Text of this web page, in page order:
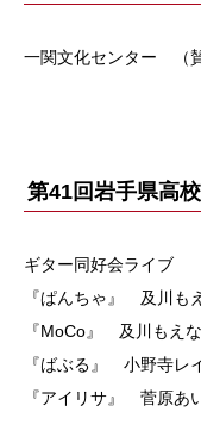
一関文化センター （
第41回岩手県高
ギター同好会ライブ
『ぱんちゃ』 及川も
『MoCo』 及川もえ
『ばぶる』 小野寺レ
『アイリサ』 菅原あ